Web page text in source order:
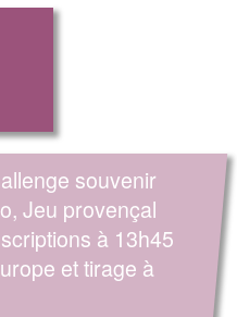
souvenir
Jeu provençal
à 13h45
et tirage à